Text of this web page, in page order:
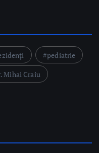
și negocieri cu organizațiile
medical privind modificarea
17-26 august
adiționale semnate în
investițiilor în
și țesuturi la Bistrița și